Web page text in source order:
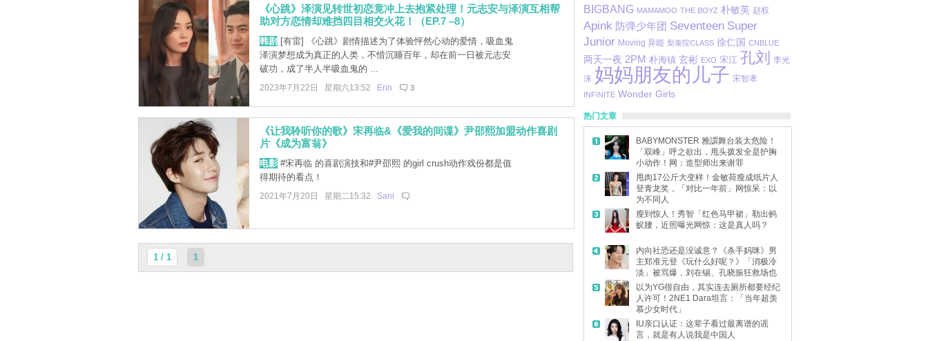
《心跳》泽演见转世初恋竟冲上去抱紧处理！元志安与泽演互相帮
助对方恋情却难挡四目相交火花！（EP.7 –8）
韩剧 [有雷] 《心跳》剧情描述为了体验怦然心动的爱情，吸血鬼
泽演梦想成为真正的人类，不惜沉睡百年，却在前一日被元志安
破功，成了半人半吸血鬼的 ...
2023年7月22日 星期六13:52 Erin 3
《让我聆听你的歌》宋再临&《爱我的间谍》尹邵熙加盟动作喜剧
片《成为富翁》
电影#宋再临 的喜剧演技和#尹邵熙 的girl crush动作戏份都是值
得期待的看点！
2021年7月20日 星期二15:32 Sani
1 / 1 1
BIGBANG MAMAMOO THE BOYZ 朴敏英 赵权
Apink 防弹少年团 Seventeen Super
Junior Moving 异能 梨泰院CLASS 徐仁国 CNBLUE
两天一夜 2PM 朴海镇 玄彬 EXO 宋江 孔刘
李光
洙 妈妈朋友的儿子 宋智孝
INFINITE Wonder Girls
热门文章
BABYMONSTER 雅譞舞台装太危险！
「双峰」呼之欲出，甩头拨发全是护胸
小动作！网：造型师出来谢罪
甩肉17公斤大变样！金敏荷瘦成纸片人
登青龙奖，「对比一年前」网惊呆：以
为不同人
瘦到惊人！秀智「红色马甲裙」勒出蚂
蚁腰，近照曝光网惊：这是真人吗？
内向社恐还是没诚意？《杀手妈咪》男
主郑准元登《玩什么好呢？》「消极冷
淡」被骂爆，刘在锡、孔晓振狂救场也
带不动
以为YG很自由，其实连去厕所都要经纪
人许可！2NE1 Dara坦言：「当年超羡
慕少女时代」
IU亲口认证：这辈子看过最离谱的谣
言，就是有人说我是中国人